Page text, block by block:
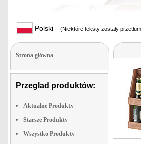
Polski (Niektóre teksty zostały
Strona glówna
Przeglad produktów:
Aktualne Produkty
Starsze Produkty
Wszystko Produkty